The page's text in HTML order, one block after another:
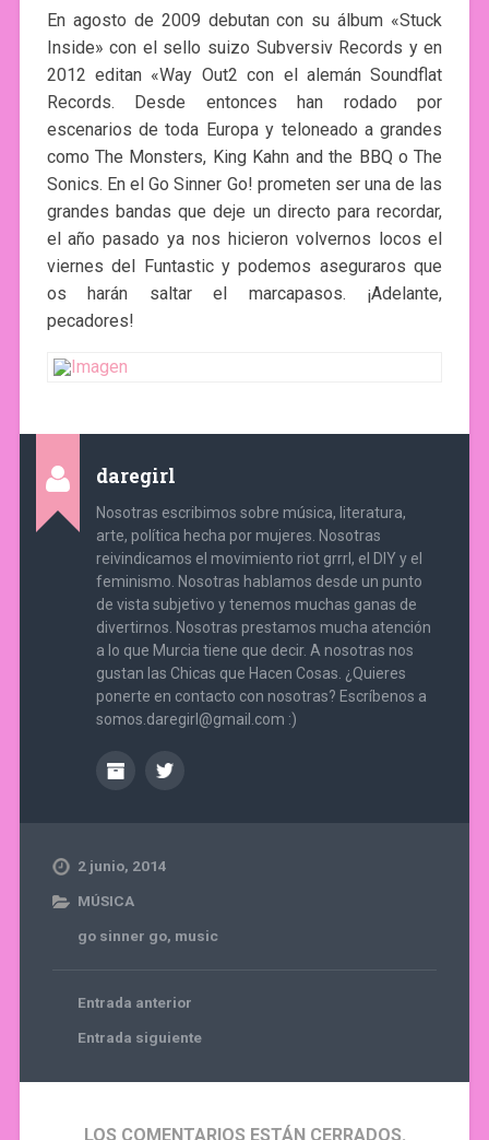
En agosto de 2009 debutan con su álbum «Stuck
Inside» con el sello suizo Subversiv Records y en
2012 editan «Way Out2 con el alemán Soundflat
Records. Desde entonces han rodado por
escenarios de toda Europa y teloneado a grandes
como The Monsters, King Kahn and the BBQ o The
Sonics. En el Go Sinner Go! prometen ser una de las
grandes bandas que deje un directo para recordar,
el año pasado ya nos hicieron volvernos locos el
viernes del Funtastic y podemos aseguraros que
os harán saltar el marcapasos. ¡Adelante,
pecadores!
daregirl
Nosotras escribimos sobre música, literatura,
arte, política hecha por mujeres. Nosotras
reivindicamos el movimiento riot grrrl, el DIY y el
feminismo. Nosotras hablamos desde un punto
de vista subjetivo y tenemos muchas ganas de
divertirnos. Nosotras prestamos mucha atención
a lo que Murcia tiene que decir. A nosotras nos
gustan las Chicas que Hacen Cosas. ¿Quieres
ponerte en contacto con nosotras? Escríbenos a
somos.daregirl@gmail.com :)
2 junio, 2014
MÚSICA
go sinner go, music
Entrada anterior
Entrada siguiente
LOS COMENTARIOS ESTÁN CERRADOS.